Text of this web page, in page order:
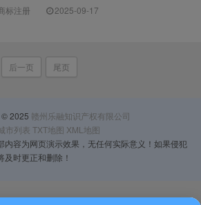
标注册 2025-09-17
后一页 尾页
2025 赣州乐融知识产权有限公司
市列表 TXT地图 XML地图
内容为网页演示效果，无任何实际意义！如果侵犯
时更正和删除！